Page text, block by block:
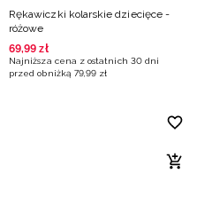
Rękawiczki kolarskie dziecięce -
różowe
69,99 zł
Najniższa cena z ostatnich 30 dni
przed obniżką 79,99 zł